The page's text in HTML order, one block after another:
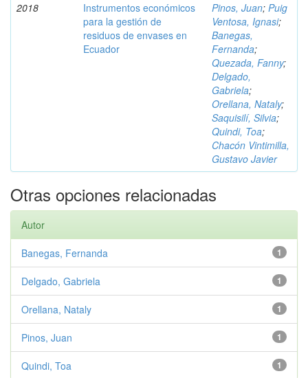
2018
Instrumentos económicos
para la gestión de
residuos de envases en
Ecuador
Pinos, Juan; Puig
Ventosa, Ignasi;
Banegas,
Fernanda;
Quezada, Fanny;
Delgado,
Gabriela;
Orellana, Nataly;
Saquisilí, Silvia;
Quindi, Toa;
Chacón Vintimilla,
Gustavo Javier
Otras opciones relacionadas
Autor
1
Banegas, Fernanda
1
Delgado, Gabriela
1
Orellana, Nataly
1
Pinos, Juan
1
Quindi, Toa